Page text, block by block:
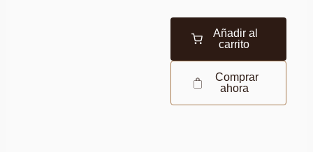
Añadir al
carrito
Comprar
ahora